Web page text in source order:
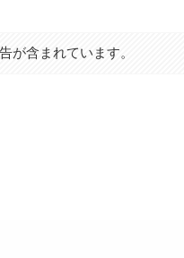
が含まれています。